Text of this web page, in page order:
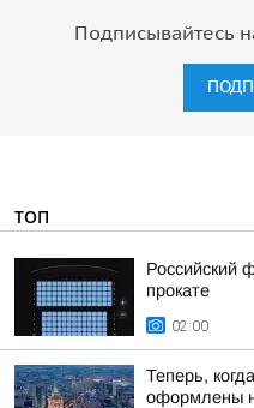
Подписывайтесь
ТОП
Российский
прокате
02:00
Теперь,
оформлены